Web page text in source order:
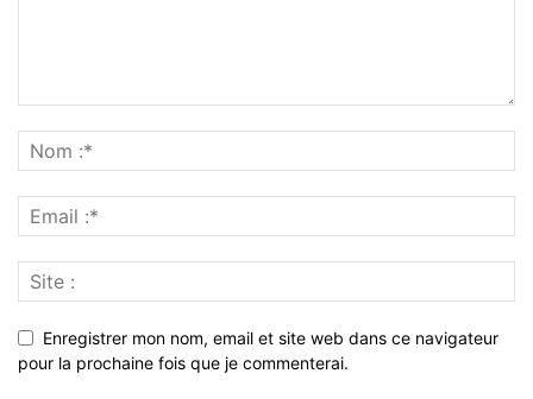
Enregistrer mon nom, email et site web dans ce navigateur
pour la prochaine fois que je commenterai.